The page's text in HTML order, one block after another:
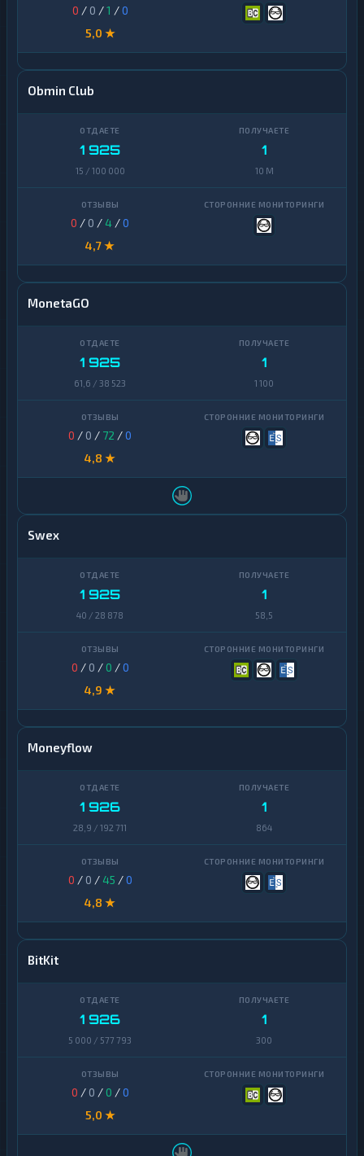
0 / 0 /1 /0
5,0 ★
Obmin Club
1 925
15 / 100 000
1
10 M
0 / 0 / 4 /0
4,7 ★
MonetaGO
1 925
61,6 / 38 523
1
1 100
0 / 0 / 72 /0
4,8 ★
Swex
1 925
40 / 28 878
1
58,5
0 / 0 /0 /0
4,9 ★
Moneyflow
1 926
28,9 / 192 711
1
864
0 / 0 / 45 /0
4,8 ★
BitKit
1 926
5 000 / 577 793
1
300
0 / 0 /0 /0
5,0 ★